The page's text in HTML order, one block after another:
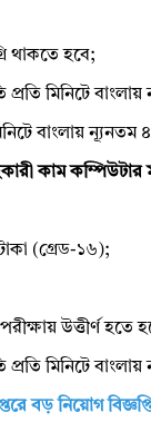
থাকতে হবে;
প্রতি মিনিটে
বাংলায়
কাম কম্পিউটার
(গ্রেড-১৬);
উত্তীর্ণ হতে
প্রতি মিনিটে
বড় নিয়োগ